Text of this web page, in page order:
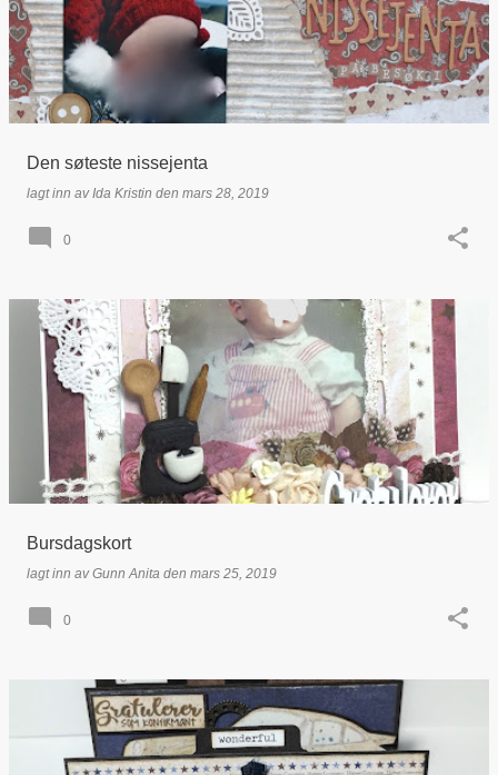
Den søteste nissejenta
lagt inn avIda Kristin den mars 28, 2019
0
Bursdagskort
lagt inn avGunn Anita den mars 25, 2019
0